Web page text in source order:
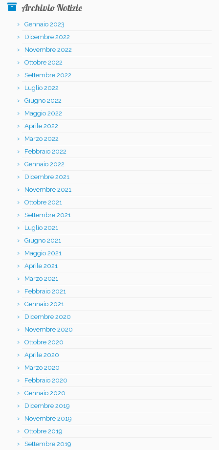
Archivio Notizie
Gennaio 2023
Dicembre 2022
Novembre 2022
Ottobre 2022
Settembre 2022
Luglio 2022
Giugno 2022
Maggio 2022
Aprile 2022
Marzo 2022
Febbraio 2022
Gennaio 2022
Dicembre 2021
Novembre 2021
Ottobre 2021
Settembre 2021
Luglio 2021
Giugno 2021
Maggio 2021
Aprile 2021
Marzo 2021
Febbraio 2021
Gennaio 2021
Dicembre 2020
Novembre 2020
Ottobre 2020
Aprile 2020
Marzo 2020
Febbraio 2020
Gennaio 2020
Dicembre 2019
Novembre 2019
Ottobre 2019
Settembre 2019